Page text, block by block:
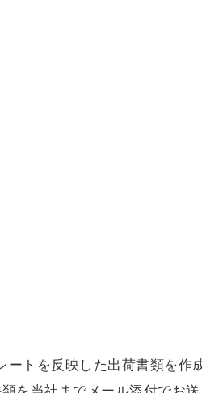
ートを反映した出荷書類を作